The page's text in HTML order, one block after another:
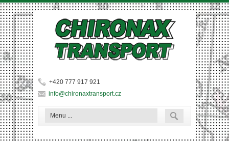
Přejít k hlavnímu obsahu
+420 777 917 921
info@chironaxtransport.cz
Hledat